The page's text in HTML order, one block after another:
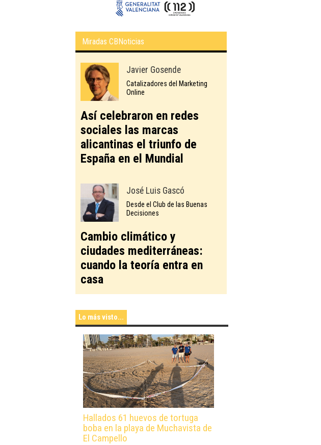
Miradas CBNoticias
Javier Gosende
Catalizadores del Marketing
Online
Así celebraron en redes
sociales las marcas
alicantinas el triunfo de
España en el Mundial
José Luis Gascó
Desde el Club de las Buenas
Decisiones
Cambio climático y
ciudades mediterráneas:
cuando la teoría entra en
casa
Lo más visto...
Hallados 61 huevos de tortuga
boba en la playa de Muchavista de
El Campello